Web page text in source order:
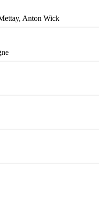
Anton Wick